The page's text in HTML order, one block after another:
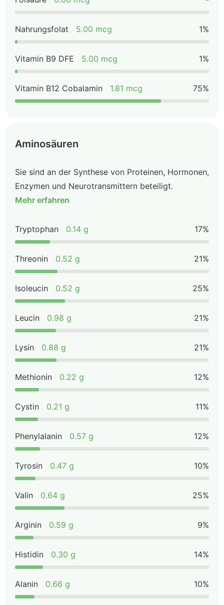
Nahrungsfolat 5.00 mcg 1%
Vitamin B9 DFE 5.00 mcg 1%
Vitamin B12 Cobalamin 1.81 mcg 75%
Aminosäuren
Sie sind an der Synthese von Proteinen, Hormonen,
Enzymen und Neurotransmittern beteiligt.
Mehr erfahren
Tryptophan 0.14 g 17%
Threonin 0.52 g 21%
Isoleucin 0.52 g 25%
Leucin 0.98 g 21%
Lysin 0.88 g 21%
Methionin 0.22 g 12%
Cystin 0.21 g 11%
Phenylalanin 0.57 g 12%
Tyrosin 0.47 g 10%
Valin 0.64 g 25%
Arginin 0.59 g 9%
Histidin 0.30 g 14%
Alanin 0.66 g 10%